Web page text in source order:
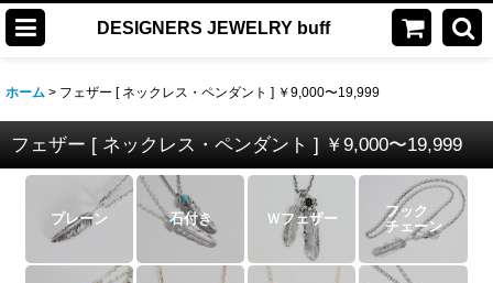
DESIGNERS JEWELRY buff
ホーム > フェザー [ ネックレス・ペンダント ] ￥9,000〜19,999
フェザー [ ネックレス・ペンダント ] ￥9,000〜19,999
プレーン 石付き Ｗフェザー
フック
チェーン